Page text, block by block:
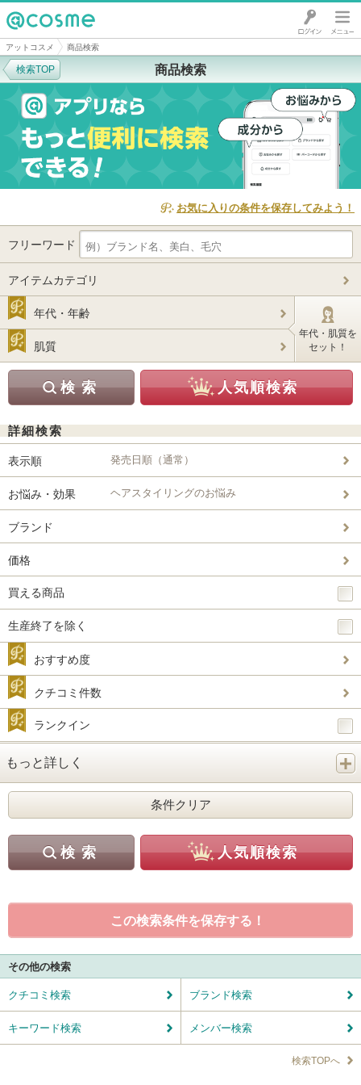
@cosme
アットコスメ 商品検索
商品検索
検索TOP
お気に入りの条件を保存してみよう！
フリーワード
アイテムカテゴリ
年代・年齢
肌質
年代・肌質を
セット！
詳細検索
表示順 発売日順（通常）
お悩み・効果 ヘアスタイリングのお悩み
ブランド
価格
買える商品
生産終了を除く
おすすめ度
クチコミ件数
ランクイン
もっと詳しく
この検索条件を保存する！
その他の検索
クチコミ検索 ブランド検索
キーワード検索 メンバー検索
検索TOPへ